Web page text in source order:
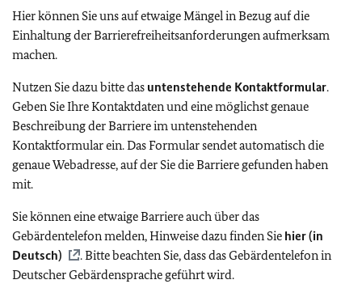
Hier können Sie uns auf etwaige Mängel in Bezug auf die
Einhaltung der Barrierefreiheitsanforderungen aufmerksam
machen.
Nutzen Sie dazu bitte das untenstehende Kontaktformular.
Geben Sie Ihre Kontaktdaten und eine möglichst genaue
Beschreibung der Barriere im untenstehenden
Kontaktformular ein. Das Formular sendet automatisch die
genaue Webadresse, auf der Sie die Barriere gefunden haben
mit.
Sie können eine etwaige Barriere auch über das
Gebärdentelefon melden, Hinweise dazu finden Sie hier (in
Deutsch)
. Bitte beachten Sie, dass das Gebärdentelefon in
Deutscher Gebärdensprache geführt wird.